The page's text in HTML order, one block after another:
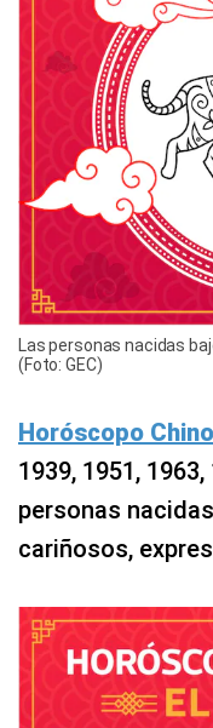
Las personas nacidas
(Foto: GEC)
Horóscopo
1939, 1951,
personas
cariñosos,